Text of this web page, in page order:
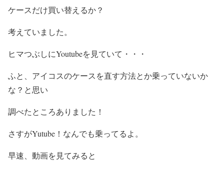
ケースだけ買い替えるか？
考えていました。
ヒマつぶしにYoutubeを見ていて・・・
ふと、アイコスのケースを直す方法とか乗っていないか
な？と思い
調べたところありました！
さすがYutube！なんでも乗ってるよ。
早速、動画を見てみると